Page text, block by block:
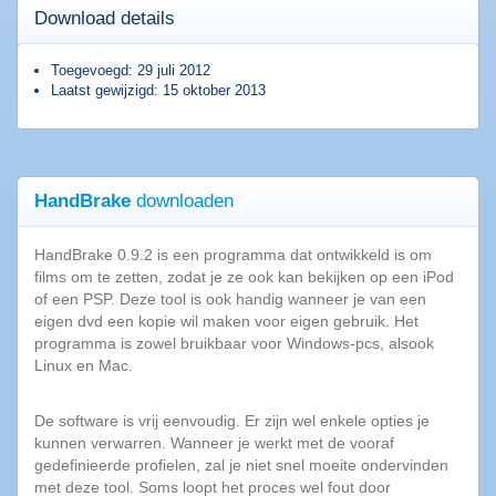
Populaire
software
software
Filesharing
software
Torrent
software
Bestanden
comprimeren
Computer
onderhoud
software
categorieën
Download details
Toegevoegd: 29 juli 2012
Laatst gewijzigd: 15 oktober 2013
HandBrake downloaden
HandBrake 0.9.2 is een programma dat ontwikkeld is om
films om te zetten, zodat je ze ook kan bekijken op een iPod
of een PSP. Deze tool is ook handig wanneer je van een
eigen dvd een kopie wil maken voor eigen gebruik. Het
programma is zowel bruikbaar voor Windows-pcs, alsook
Linux en Mac.
De software is vrij eenvoudig. Er zijn wel enkele opties je
kunnen verwarren. Wanneer je werkt met de vooraf
gedefinieerde profielen, zal je niet snel moeite ondervinden
met deze tool. Soms loopt het proces wel fout door